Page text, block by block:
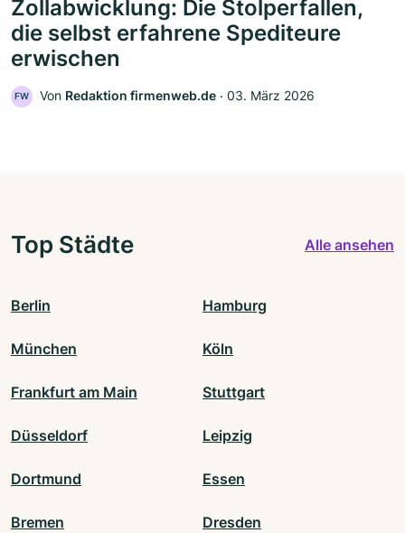
Zollabwicklung: Die Stolperfallen,
die selbst erfahrene Spediteure
erwischen
FW Von Redaktion firmenweb.de ‧ 03. März 2026
Top Städte Alle ansehen
Berlin Hamburg
München Köln
Frankfurt am Main Stuttgart
Düsseldorf Leipzig
Dortmund Essen
Bremen Dresden